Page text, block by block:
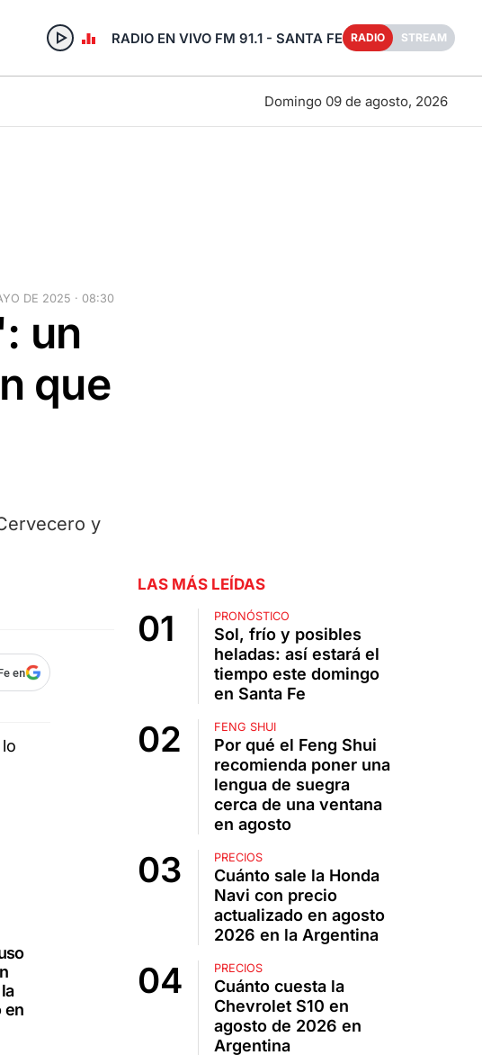
RADIO EN VIVO FM 91.1 - SANTA FE RADIO STREAM
Domingo 09 de agosto, 2026
DE 2025 · 08:30
un
que
y
en
en
LAS MÁS LEÍDAS
PRONÓSTICO
Sol, frío y posibles
heladas: así estará el
tiempo este domingo
en Santa Fe
FENG SHUI
Por qué el Feng Shui
recomienda poner una
lengua de suegra
cerca de una ventana
en agosto
PRECIOS
Cuánto sale la Honda
Navi con precio
actualizado en agosto
2026 en la Argentina
PRECIOS
Cuánto cuesta la
Chevrolet S10 en
agosto de 2026 en
Argentina